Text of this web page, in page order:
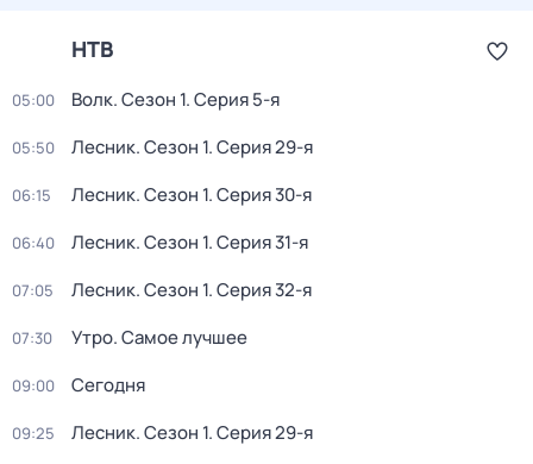
НТВ
05:00 Волк. Сезон 1. Серия 5-я
05:50 Лесник. Сезон 1. Серия 29-я
06:15 Лесник. Сезон 1. Серия 30-я
06:40 Лесник. Сезон 1. Серия 31-я
07:05 Лесник. Сезон 1. Серия 32-я
07:30 Утро. Самое лучшее
09:00 Сегодня
09:25 Лесник. Сезон 1. Серия 29-я